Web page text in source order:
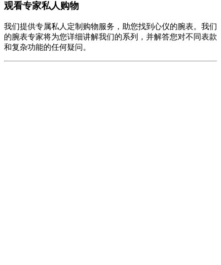
观看专家私人购物
我们提供专属私人定制购物服务，助您找到心仪的腕表。我们
的腕表专家将为您详细讲解我们的系列，并解答您对不同表款
和复杂功能的任何疑问。